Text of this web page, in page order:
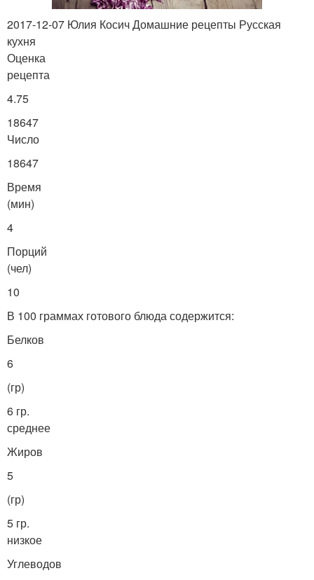
2017-12-07 Юлия Косич Домашние рецепты Русская
кухня
Оценка
рецепта
4.75
18647
Число
18647
Время
(мин)
4
Порций
(чел)
10
В 100 граммах готового блюда содержится:
Белков
6
(гр)
6 гр.
среднее
Жиров
5
(гр)
5 гр.
низкое
Углеводов